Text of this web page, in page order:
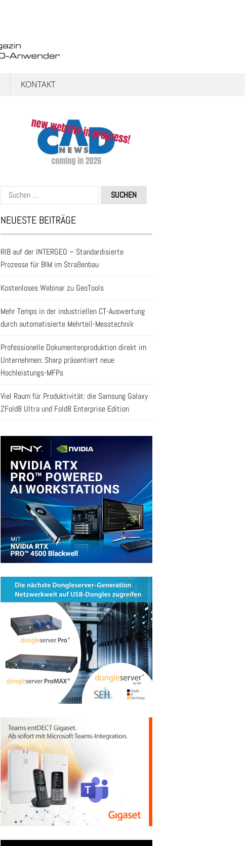
KONTAKT
Suchen
nach:
NEUESTE BEITRÄGE
RIB auf der INTERGEO – Standardisierte
Prozesse für BIM im Straßenbau
Kostenloses Webinar zu GeoTools
Mehr Tempo in der industriellen CT-Auswertung
durch automatisierte Mehrteil-Messtechnik
Professionelle Dokumentenproduktion direkt im
Unternehmen: Sharp präsentiert neue
Hochleistungs-MFPs
Viel Raum für Produktivität: die Samsung Galaxy
ZFold8 Ultra und Fold8 Enterprise Edition